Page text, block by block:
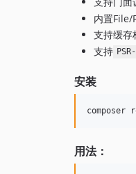
内置
支持缓存
支持
安装
用法：